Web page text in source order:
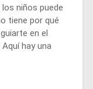
niños puede
tiene por qué
en el
hay una